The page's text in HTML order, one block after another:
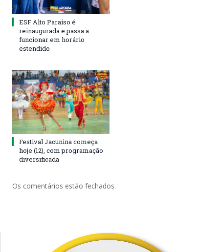
ESF Alto Paraíso é
reinaugurada e passa a
funcionar em horário
estendido
Festival Jacunina começa
hoje (12), com programação
diversificada
Os comentários estão fechados.